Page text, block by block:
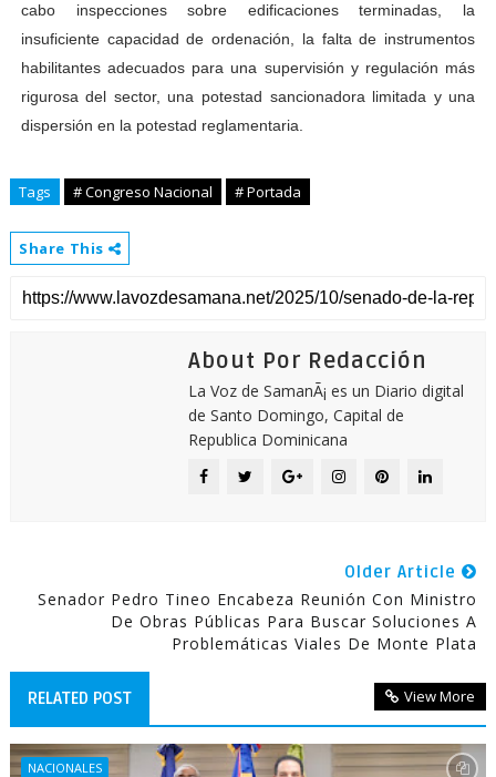
cabo inspecciones sobre edificaciones terminadas, la
insuficiente capacidad de ordenación, la falta de instrumentos
habilitantes adecuados para una supervisión y regulación más
rigurosa del sector, una potestad sancionadora limitada y una
dispersión en la potestad reglamentaria.
Tags # Congreso Nacional # Portada
Share This
About Por Redacción
La Voz de SamanÃ¡ es un Diario digital
de Santo Domingo, Capital de
Republica Dominicana
Older Article
Senador Pedro Tineo Encabeza Reunión Con Ministro
De Obras Públicas Para Buscar Soluciones A
Problemáticas Viales De Monte Plata
RELATED POST View More
NACIONALES